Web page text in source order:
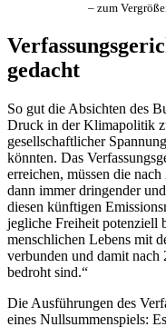
– zum
gedacht
So gut die Absichten des
Druck in der Klimapolitik
gesellschaftlicher
könnten. Das
erreichen, müssen die
dann immer dringender
diesen künftigen
jegliche Freiheit potenziell
menschlichen Lebens mit
verbunden und damit nach
bedroht sind.“
Die Ausführungen des
eines Nullsummenspiels: